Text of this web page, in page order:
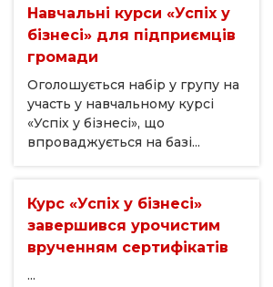
Навчальні курси «Успіх у
бізнесі» для підприємців
громади
Оголошується набір у групу на
участь у навчальному курсі
«Успіх у бізнесі», що
впроваджується на базі...
Курс «Успіх у бізнесі»
завершився урочистим
врученням сертифікатів
...